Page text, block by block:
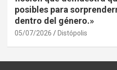
posibles para
dentro del género.»
05/07/2026 Distópolis